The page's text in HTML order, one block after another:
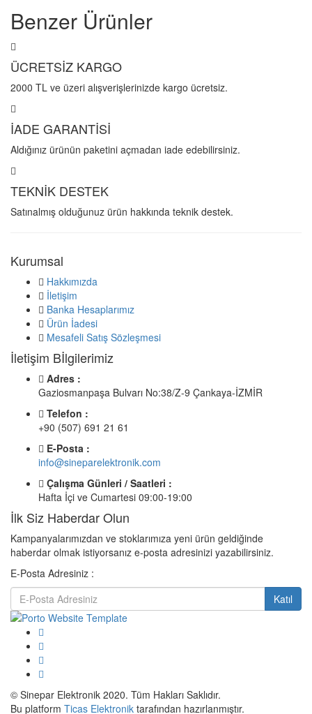
Benzer Ürünler
ÜCRETSİZ KARGO
2000 TL ve üzeri alışverişlerinizde kargo ücretsiz.
İADE GARANTİSİ
Aldığınız ürünün paketini açmadan iade edebilirsiniz.
TEKNİK DESTEK
Satınalmış olduğunuz ürün hakkında teknik destek.
Kurumsal
Hakkımızda
İletişim
Banka Hesaplarımız
Ürün İadesi
Mesafeli Satış Sözleşmesi
İletişim Bİlgilerimiz
Adres :
Gaziosmanpaşa Bulvarı No:38/Z-9 Çankaya-İZMİR
Telefon :
+90 (507) 691 21 61
E-Posta :
info@sineparelektronik.com
Çalışma Günleri / Saatleri :
Hafta İçi ve Cumartesi 09:00-19:00
İlk Siz Haberdar Olun
Kampanyalarımızdan ve stoklarımıza yeni ürün geldiğinde
haberdar olmak istiyorsanız e-posta adresinizi yazabilirsiniz.
E-Posta Adresiniz :
Katıl
© Sinepar Elektronik 2020. Tüm Hakları Saklıdır.
Bu platform Ticas Elektronik tarafından hazırlanmıştır.